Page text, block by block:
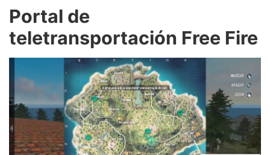
Portal de
teletransportación Free Fire